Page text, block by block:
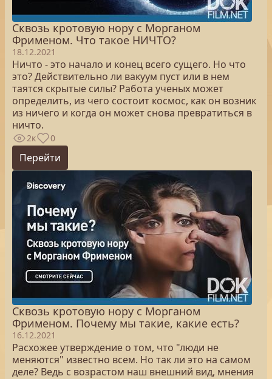
Сквозь кротовую нору с Морганом
Фрименом. Что такое НИЧТО?
18.12.2021
Ничто - это начало и конец всего сущего. Но что
это? Действительно ли вакуум пуст или в нем
таятся скрытые силы? Работа ученых может
определить, из чего состоит космос, как он возник
из ничего и когда он может снова превратиться в
ничто.
2к 0
Перейти
Сквозь кротовую нору с Морганом
Фрименом. Почему мы такие, какие есть?
16.12.2021
Расхожее утверждение о том, что "люди не
меняются" известно всем. Но так ли это на самом
деле? Ведь с возрастом наш внешний вид, мнения